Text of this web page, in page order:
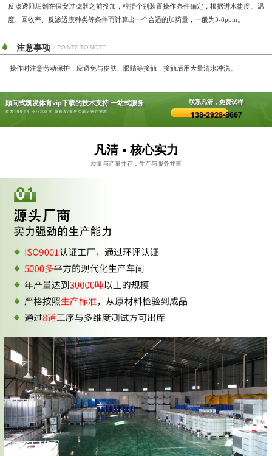
反渗透阻垢剂在保安过滤器之前投加 ， 根据个别装置操作条件确定，根据进水盐度、温
度、回收率、反渗透膜种类等条件而计算出一个合适的加药量，一般为3-8ppm。
注意事项 / POINTS TO NOTE
操作时注意劳动保护，应避免与皮肤、眼睛等接触，接触后用大量清水冲洗。
顾问式凯发体育vip下载的技术支持 一站式服务
致力100个行业污水研究 多角度/多层次满足客户需求
联系凡清，免费试样
138-2928-8667
凡清 ▪ 核心实力
质量与产量并存，生产与服务并重